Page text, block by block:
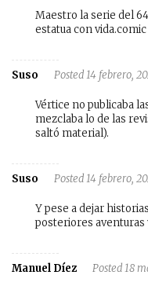
Maestro la serie del
estatua con
Suso Posted 14 febrero,
Vértice no publicaba
mezclaba lo de las
saltó material).
Suso Posted 14 febrero,
Y pese a dejar
posteriores aventuras
Manuel Díez Posted 18